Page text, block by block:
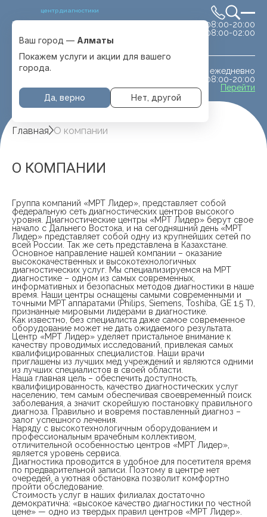
центр диагностики
Выбрать город
с. Отеген батыра
сб-вс 08:00-20:00
08:00-02:00
ежедневно
08:00-20:00
Перейти
Ваш город — Алматы
Покажем услуги и акции для вашего
города.
Да, верно Нет, другой
Главная О компании
О КОМПАНИИ
Группа компаний «МРТ Лидер», представляет собой
федеральную сеть диагностических центров высокого
уровня. Диагностические центры «МРТ Лидер» берут свое
начало с Дальнего Востока, и на сегодняшний день «МРТ
Лидер» представляет собой одну из крупнейших сетей по
всей России. Так же сеть представлена в Казахстане.
Основное направление нашей компании – оказание
высококачественных и высокотехнологичных
диагностических услуг. Мы специализируемся на МРТ
диагностике – одном из самых современных,
информативных и безопасных методов диагностики в наше
время. Наши центры оснащены самыми современными и
точными МРТ аппаратами (Philips, Siemens, Toshiba, GE 1.5 Т),
признанные мировыми лидерами в диагностике.
Как известно, без специалиста даже самое современное
оборудование может не дать ожидаемого результата.
Центр «МРТ Лидер» уделяет пристальное внимание к
качеству проводимых исследований, привлекая самых
квалифицированных специалистов. Наши врачи
приглашены из лучших мед учреждений и являются одними
из лучших специалистов в своей области.
Наша главная цель – обеспечить доступность,
квалифицированность, качество диагностических услуг
населению, тем самым обеспечивая своевременный поиск
заболевания, а значит скорейшую постановку правильного
диагноза. Правильно и вовремя поставленный диагноз –
залог успешного лечения.
Наряду с высокотехнологичным оборудованием и
профессиональным врачебным коллективом,
отличительной особенностью центров «МРТ Лидер»,
является уровень сервиса.
Диагностика проводится в удобное для посетителя время
по предварительной записи. Поэтому в центре нет
очередей, а уютная обстановка позволит комфортно
пройти обследование.
Стоимость услуг в наших филиалах достаточно
демократична: «высокое качество диагностики по честной
цене» — одно из твердых правил центров «МРТ Лидер».